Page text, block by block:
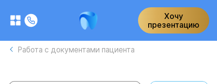
Хочу
презентацию
Работа с документами пациента